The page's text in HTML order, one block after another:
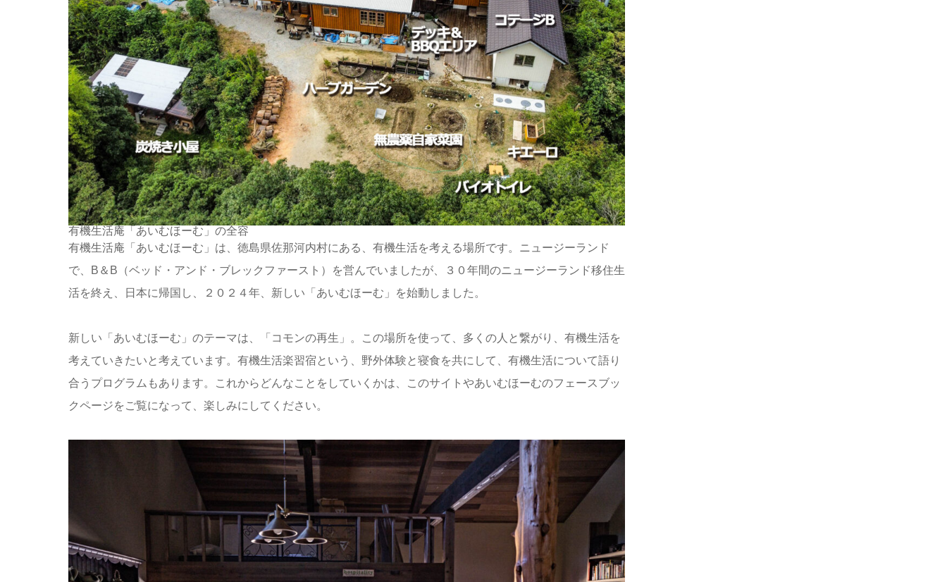
有機生活庵「あいむほーむ」の全容
有機生活庵「あいむほーむ」は、徳島県佐那河内村にある、有機生活を考える場所です。ニュージーランド
で、B＆B（ベッド・アンド・ブレックファースト）を営んでいましたが、３０年間のニュージーランド移住生
活を終え、日本に帰国し、２０２４年、新しい「あいむほーむ」を始動しました。
新しい「あいむほーむ」のテーマは、「コモンの再生」。この場所を使って、多くの人と繋がり、有機生活を
考えていきたいと考えています。有機生活楽習宿という、野外体験と寝食を共にして、有機生活について語り
合うプログラムもあります。これからどんなことをしていくかは、このサイトやあいむほーむのフェースブッ
クページをご覧になって、楽しみにしてください。